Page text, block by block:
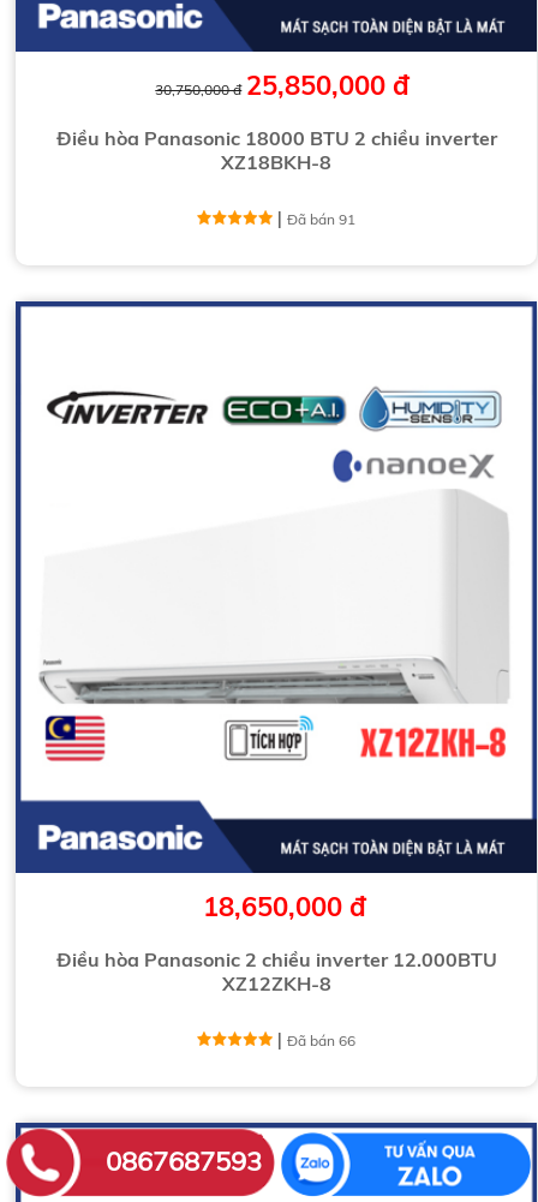
30,750,000 đ 25,850,000 đ
Điều hòa Panasonic 18000 BTU 2 chiều inverter
XZ18BKH-8
|Đã bán 91
18,650,000 đ
Điều hòa Panasonic 2 chiều inverter 12.000BTU
XZ12ZKH-8
|Đã bán 66
0867687593